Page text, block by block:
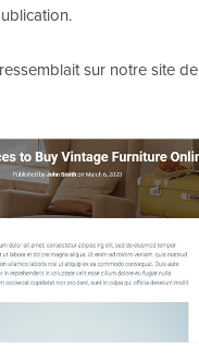
sur notre site de